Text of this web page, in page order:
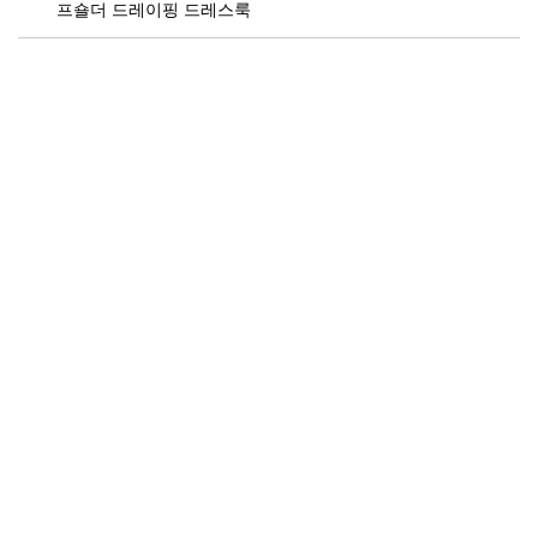
프숄더 드레이핑 드레스룩